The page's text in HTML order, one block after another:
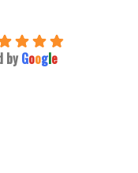
by Google